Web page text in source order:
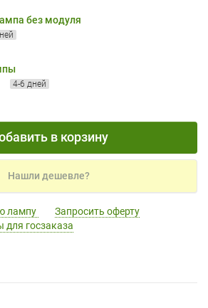
без модуля
4-6 дней
в корзину
Нашли дешевле?
лампу
Запросить оферту
для госзаказа